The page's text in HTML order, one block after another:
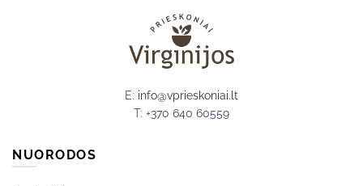
E: info@vprieskoniai.lt
T: +370 640 60559
NUORODOS